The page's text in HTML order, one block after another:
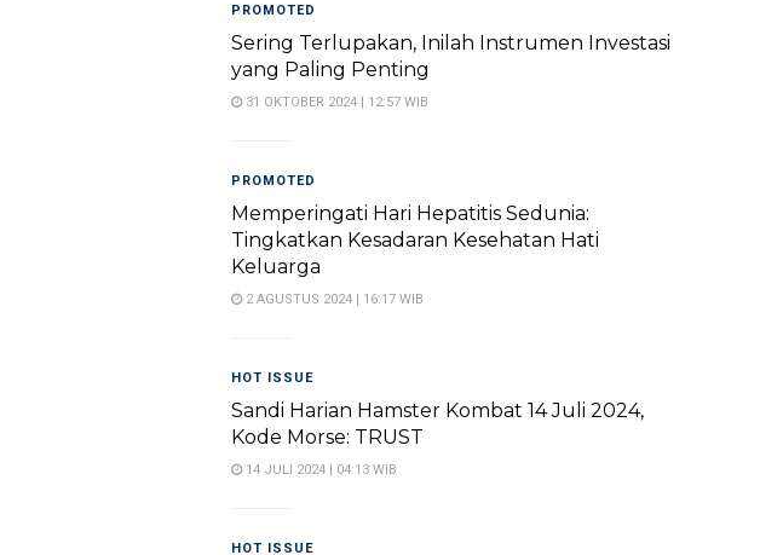
PROMOTED
Sering Terlupakan, Inilah Instrumen Investasi
yang Paling Penting
31 OKTOBER 2024 | 12:57 WIB
PROMOTED
Memperingati Hari Hepatitis Sedunia:
Tingkatkan Kesadaran Kesehatan Hati
Keluarga
2 AGUSTUS 2024 | 16:17 WIB
HOT ISSUE
Sandi Harian Hamster Kombat 14 Juli 2024,
Kode Morse: TRUST
14 JULI 2024 | 04:13 WIB
HOT ISSUE